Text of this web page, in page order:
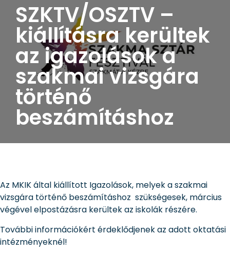
SZKTV/OSZTV –
kiállításra kerültek
az igazolások a
szakmai vizsgára
történő
beszámításhoz
Az MKIK által kiállított Igazolások, melyek a szakmai
vizsgára történő beszámításhoz szükségesek, március
végével elpostázásra kerültek az iskolák részére.
További információkért érdeklődjenek az adott oktatási
intézményeknél!